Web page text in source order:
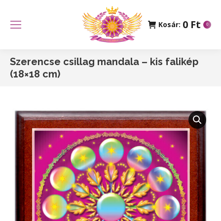
Kosár: 0 Ft 0
Szerencse csillag mandala – kis falikép
(18×18 cm)